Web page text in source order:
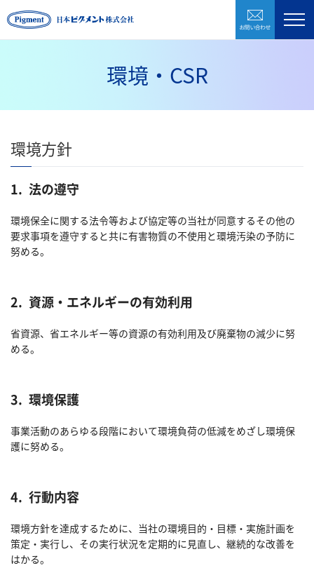
製品紹介
採用情報
CLOSE
環境・CSR
環境方針
1. 法の遵守
環境保全に関する法令等および協定等の当社が同意するその他の
要求事項を遵守すると共に有害物質の不使用と環境汚染の予防に
努める。
2. 資源・エネルギーの有効利用
省資源、省エネルギー等の資源の有効利用及び廃棄物の減少に努
める。
3. 環境保護
事業活動のあらゆる段階において環境負荷の低減をめざし環境保
護に努める。
4. 行動内容
環境方針を達成するために、当社の環境目的・目標・実施計画を
策定・実行し、その実行状況を定期的に見直し、継続的な改善を
はかる。